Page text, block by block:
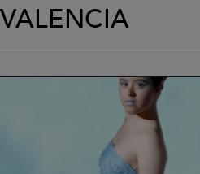
VALENCIA